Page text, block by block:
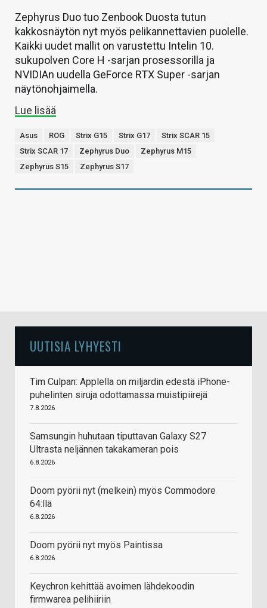
Zephyrus Duo tuo Zenbook Duosta tutun
kakkosnäytön nyt myös pelikannettavien puolelle.
Kaikki uudet mallit on varustettu Intelin 10.
sukupolven Core H -sarjan prosessorilla ja
NVIDIAn uudella GeForce RTX Super -sarjan
näytönohjaimella.
Lue lisää
Asus ROG Strix G15 Strix G17
Strix SCAR 15
Strix SCAR 17
Zephyrus Duo
Zephyrus M15
Zephyrus S15
Zephyrus S17
UUTISIA LYHYESTI
Tim Culpan: Applella on miljardin edestä iPhone-
puhelinten siruja odottamassa muistipiirejä
7.8.2026
Samsungin huhutaan tiputtavan Galaxy S27
Ultrasta neljännen takakameran pois
6.8.2026
Doom pyörii nyt (melkein) myös Commodore
64:llä
6.8.2026
Doom pyörii nyt myös Paintissa
6.8.2026
Keychron kehittää avoimen lähdekoodin
firmwarea pelihiiriin